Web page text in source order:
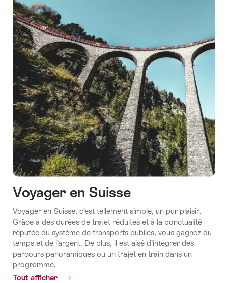
Voyager en Suisse
Voyager en Suisse, c’est tellement simple, un pur plaisir.
Grâce à des durées de trajet réduites et à la ponctualité
réputée du système de transports publics, vous gagnez du
temps et de l’argent. De plus, il est aisé d’intégrer des
parcours panoramiques ou un trajet en train dans un
programme.
Tout afficher
Common.Of